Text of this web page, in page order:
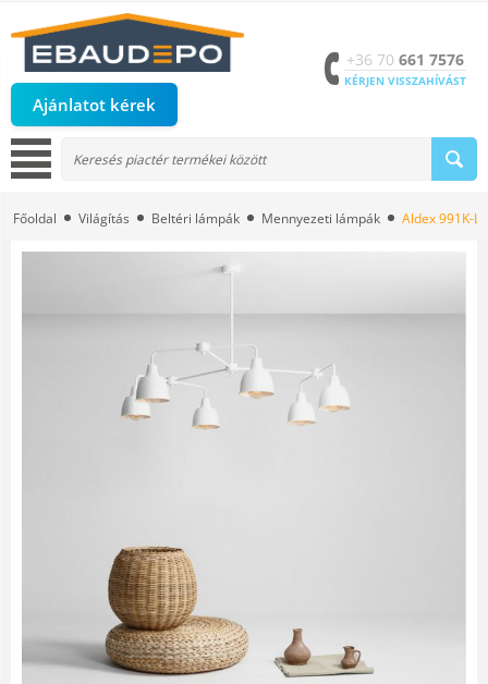
Ajánlatot kérek
+36 70 661 7576
KÉRJEN VISSZAHÍVÁST
Főoldal Világítás Beltéri lámpák Mennyezeti lámpák Aldex 991K-